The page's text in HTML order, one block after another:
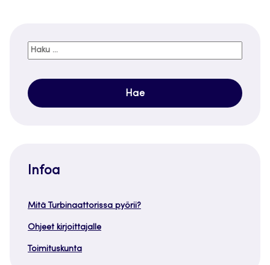
Haku:
Infoa
Mitä Turbinaattorissa pyörii?
Ohjeet kirjoittajalle
Toimituskunta